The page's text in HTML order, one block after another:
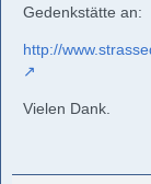
Gedenkstätte an:
http://
Vielen Dank.